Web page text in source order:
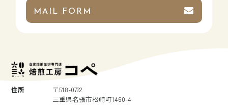
MAIL FORM
住所
〒518-0722
三重県名張市松崎町1460-4